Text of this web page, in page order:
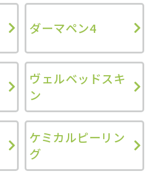
ダーマペン4
ヴェルベッドスキ
ン
ケミカルピーリン
グ